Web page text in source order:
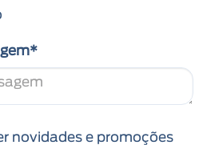
novidades e promoções